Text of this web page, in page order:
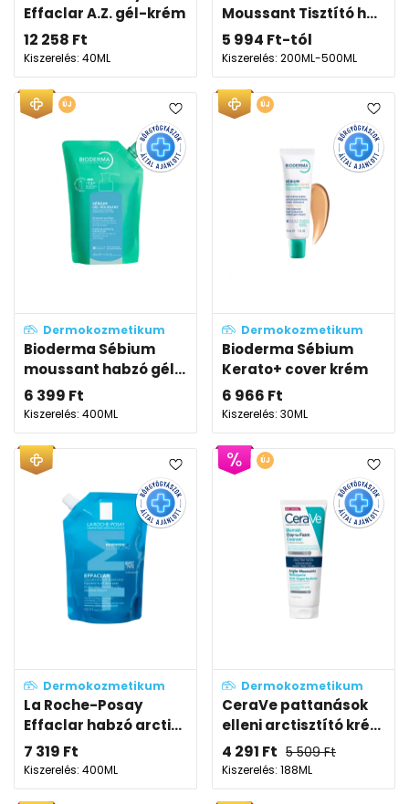
Effaclar A.Z. gél-krém
12 258 Ft
Kiszerelés: 40ML
Moussant Tisztító h...
5 994 Ft-tól
Kiszerelés: 200ML-500ML
Dermokozmetikum
Bioderma Sébium
moussant habzó gél...
6 399 Ft
Kiszerelés: 400ML
ÚJ
Dermokozmetikum
Bioderma Sébium
Kerato+ cover krém
6 966 Ft
Kiszerelés: 30ML
ÚJ
Dermokozmetikum
La Roche-Posay
Effaclar habzó arcti...
7 319 Ft
Kiszerelés: 400ML
Dermokozmetikum
CeraVe pattanások
elleni arctisztító kré...
4 291 Ft 5 509Ft
Kiszerelés: 188ML
ÚJ